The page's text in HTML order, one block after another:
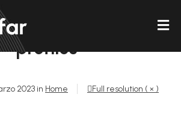
profiles
2023 in Home Full resolution ( × )